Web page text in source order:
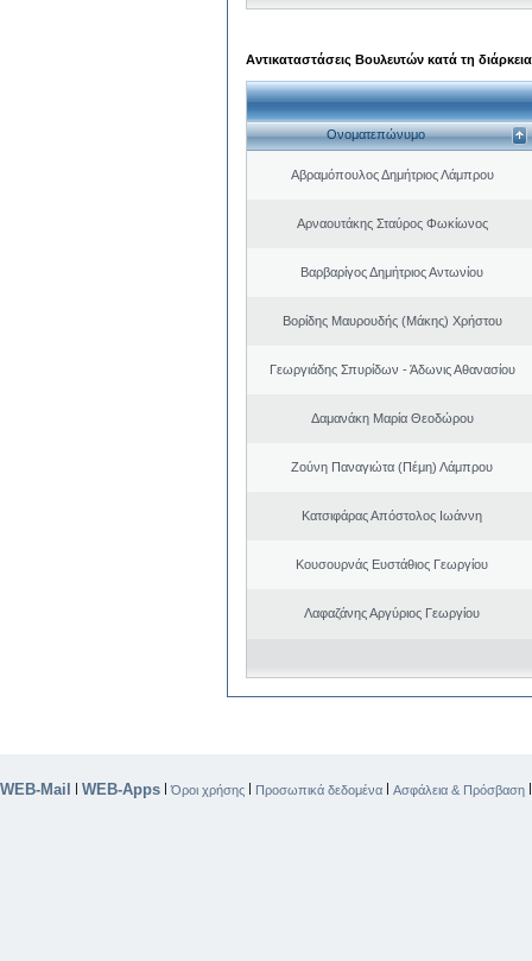
Αντικαταστάσεις Βουλευτών κατά τη
Ονοματεπώνυμο
Αβραμόπουλος Δημήτριος Λάμπρου
Αρναουτάκης Σταύρος Φωκίωνος
Βαρβαρίγος Δημήτριος Αντωνίου
Βορίδης Μαυρουδής (Μάκης) Χρήστου
Γεωργιάδης Σπυρίδων - Άδωνις Αθανασίου
Δαμανάκη Μαρία Θεοδώρου
Ζούνη Παναγιώτα (Πέμη) Λάμπρου
Κατσιφάρας Απόστολος Ιωάννη
Κουσουρνάς Ευστάθιος Γεωργίου
Λαφαζάνης Αργύριος Γεωργίου
WEB-Mail | WEB-Apps |Όροι χρήσης | Προσωπικά δεδομένα | Ασφάλεια & Πρόσβαση